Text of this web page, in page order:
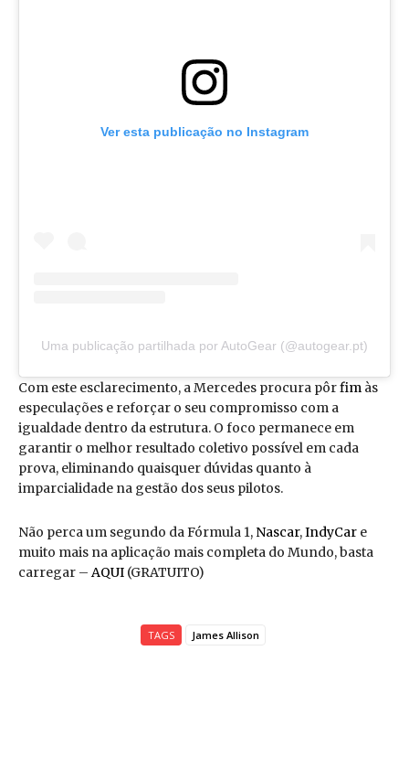
Ver esta publicação no Instagram
Uma publicação partilhada por AutoGear (@autogear.pt)
Com este esclarecimento, a Mercedes procura pôrfim às
especulações e reforçar o seu compromisso com a
igualdade dentro da estrutura. O foco permanece em
garantir o melhor resultado coletivo possível em cada
prova, eliminando quaisquer dúvidas quanto à
imparcialidade na gestão dos seus pilotos.
Não perca um segundo da Fórmula 1, Nascar,IndyCar e
muito mais na aplicação mais completa do Mundo, basta
carregar – AQUI (GRATUITO)
TAGS James Allison